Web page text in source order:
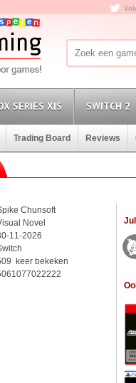
SERIES X|S SWITCH 2
Trading Board Reviews
Chunsoft
Novel
11-2026
keer bekeken